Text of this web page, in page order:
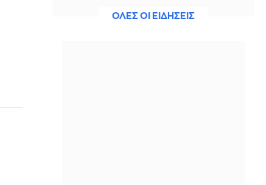
Άννα Πρέλεβιτς: Το τρυφερό
ΟΛΕΣ ΟΙ ΕΙΔΗΣΕΙΣ